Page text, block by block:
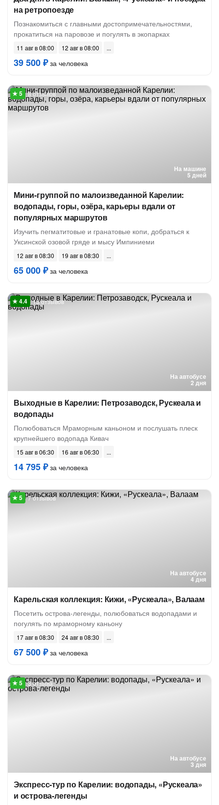
на ретропоезде
Познакомиться с главными достопримечательностями,
прокатиться на паровозе и погулять в экопарках
11 авг в 08:00 12 авг в 08:00
39 500 ₽за человека
На машине
5 дней
8 отзывов
Мини-группой по малоизведанной Карелии:
водопады, горы, озёра, карьеры вдали от
популярных маршрутов
Изучить пегматитовые и гранатовые копи, добраться к
Уксинской озовой гряде и мысу Импиниеми
12 авг в 08:30 19 авг в 08:30
65 000 ₽за человека
На автобусе
2 дня
13 отзывов
Выходные в Карелии: Петрозаводск, Рускеала и
водопады
Полюбоваться Мраморным каньоном и послушать плеск
крупнейшего водопада Кивач
15 авг в 06:30 16 авг в 06:30
14 795 ₽за человека
На автобусе
4 дня
7 отзывов
Карельская коллекция: Кижи, «Рускеала», Валаам
Посетить острова-легенды, полюбоваться водопадами и
погулять по мраморному каньону
17 авг в 08:30 24 авг в 08:30
67 500 ₽за человека
На автобусе
3 дня
3 отзыва
Экспресс-тур по Карелии: водопады, «Рускеала»
и острова-легенды